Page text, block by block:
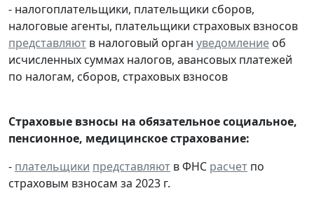
- налогоплательщики, плательщики сборов,
налоговые агенты, плательщики страховых взносов
представляют в налоговый орган уведомление об
исчисленных суммах налогов, авансовых платежей
по налогам, сборов, страховых взносов
Страховые взносы на обязательное социальное,
пенсионное, медицинское страхование:
- плательщики представляют в ФНС расчет по
страховым взносам за 2023 г.